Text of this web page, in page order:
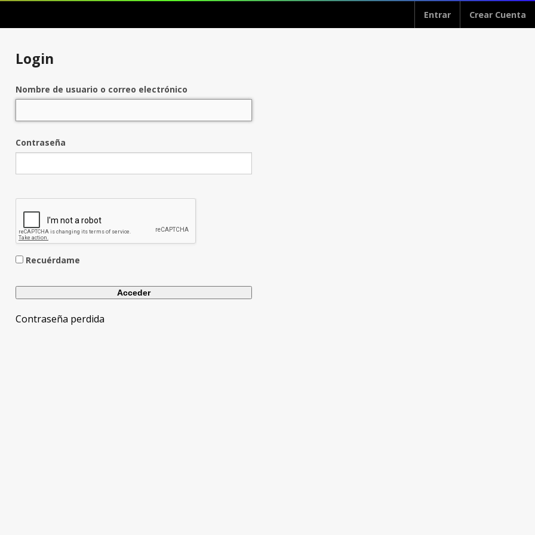
Entrar Crear Cuenta
Login
Nombre de usuario o correo electrónico
Contraseña
Recuérdame
Contraseña perdida